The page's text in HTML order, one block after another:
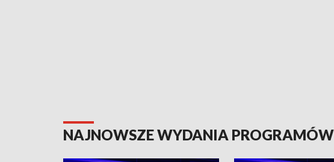
NAJNOWSZE WYDANIA PROGRAMÓW